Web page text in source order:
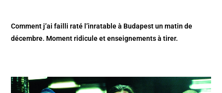
Comment j’ai failli raté l’inratable à Budapest un matin de
décembre. Moment ridicule et enseignements à tirer.